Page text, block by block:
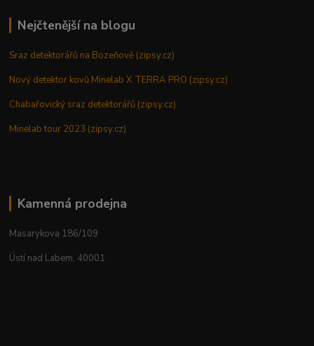
Nejčtenější na blogu
Sraz detektorářů na Bozeňově (zipsy.cz)
Nový detektor kovů Minelab X TERRA PRO (zipsy.cz)
Chabařovický sraz detektorářů (zipsy.cz)
Minelab tour 2023 (zipsy.cz)
Kamenná prodejna
Masarykova 186/109
Ústí nad Labem, 40001